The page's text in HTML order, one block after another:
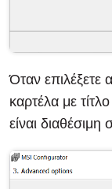
Όταν επιλέξετε
καρτέλα με
είναι